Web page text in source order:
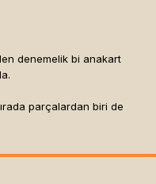
denemelik bi anakart
parçalardan biri de